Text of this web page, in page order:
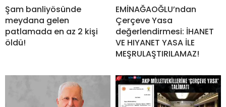
Şam banliyösünde
meydana gelen
patlamada en az 2 kişi
öldü!
EMİNAĞAOĞLU’ndan
Çerçeve Yasa
değerlendirmesi: İHANET
VE HIYANET YASA İLE
MEŞRULAŞTIRILAMAZ!